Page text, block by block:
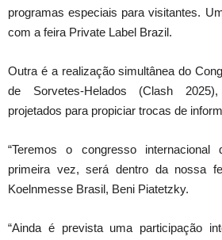
programas especiais para visitantes.
com a feira Private Label Brazil.
Outra é a realização simultânea do
de Sorvetes-Helados (Clash
projetados para propiciar trocas de
“Teremos o congresso
primeira vez, será dentro da nossa
Koelnmesse Brasil, Beni Piatetzky.
“Ainda é prevista uma participação